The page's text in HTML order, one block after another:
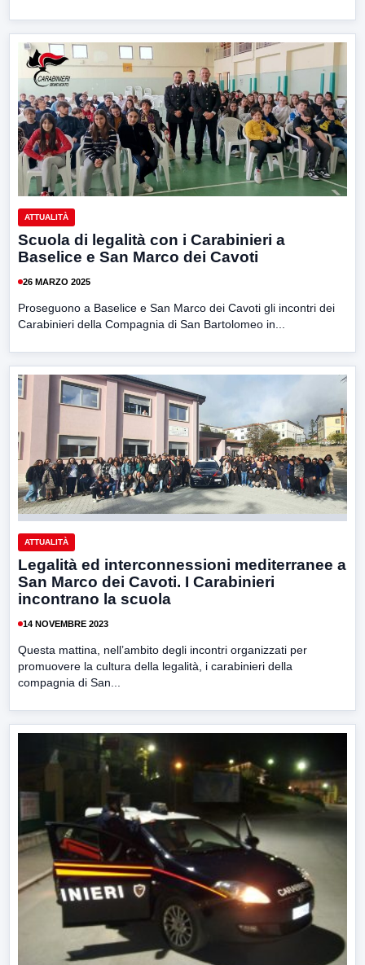
ATTUALITÀ
Scuola di legalità con i Carabinieri a
Baselice e San Marco dei Cavoti
26 MARZO 2025
Proseguono a Baselice e San Marco dei Cavoti gli incontri dei
Carabinieri della Compagnia di San Bartolomeo in...
ATTUALITÀ
Legalità ed interconnessioni mediterranee a
San Marco dei Cavoti. I Carabinieri
incontrano la scuola
14 NOVEMBRE 2023
Questa mattina, nell’ambito degli incontri organizzati per
promuovere la cultura della legalità, i carabinieri della
compagnia di San...